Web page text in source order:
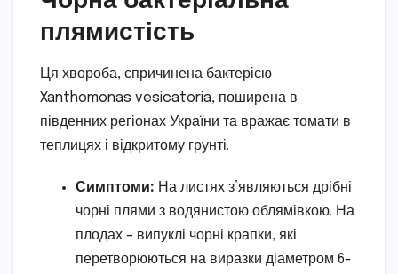
плямистість
Ця хвороба, спричинена бактерією
Xanthomonas vesicatoria, поширена в
південних регіонах України та вражає томати в
теплицях і відкритому грунті.
Симптоми: На листях з’являються дрібні
чорні плями з водянистою облямівкою. На
плодах – випуклі чорні крапки, які
перетворюються на виразки діаметром 6-